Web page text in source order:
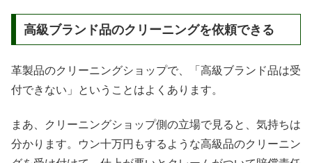
高級ブランド品のクリーニングを依頼できる
革製品のクリーニングショップで、「高級ブランド品は受
付できない」ということはよくあります。
まあ、クリーニングショップ側の立場で見ると、気持ちは
分かります。ウン十万円もするような高級品のクリーニン